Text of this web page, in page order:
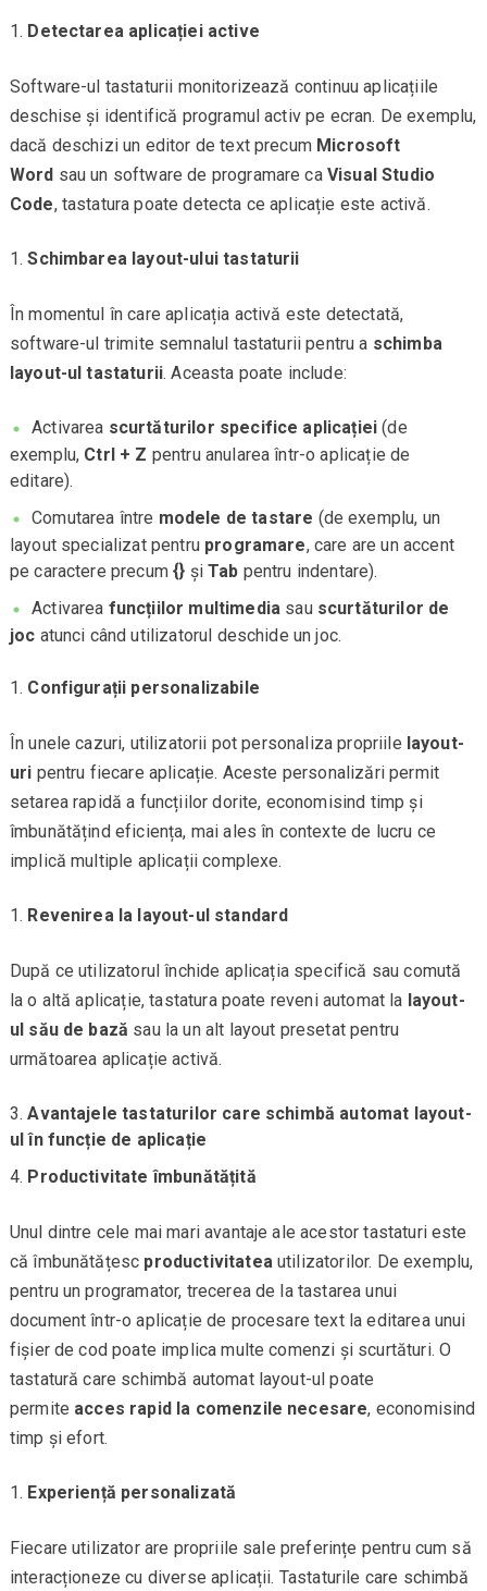
Detectarea aplicației active
Software-ul tastaturii monitorizează continuu aplicațiile
deschise și identifică programul activ pe ecran. De exemplu,
dacă deschizi un editor de text precum Microsoft
Word sau un software de programare ca Visual Studio
Code, tastatura poate detecta ce aplicație este activă.
Schimbarea layout-ului tastaturii
În momentul în care aplicația activă este detectată,
software-ul trimite semnalul tastaturii pentru a schimba
layout-ul tastaturii. Aceasta poate include:
Activarea scurtăturilor specifice aplicației (de
exemplu, Ctrl + Z pentru anularea într-o aplicație de
editare).
Comutarea între modele de tastare (de exemplu, un
layout specializat pentru programare, care are un accent
pe caractere precum{} șiTab pentru indentare).
Activarea funcțiilor multimedia sau scurtăturilor de
joc atunci când utilizatorul deschide un joc.
Configurații personalizabile
În unele cazuri, utilizatorii pot personaliza propriile layout-
uri pentru fiecare aplicație. Aceste personalizări permit
setarea rapidă a funcțiilor dorite, economisind timp și
îmbunătățind eficiența, mai ales în contexte de lucru ce
implică multiple aplicații complexe.
Revenirea la layout-ul standard
După ce utilizatorul închide aplicația specifică sau comută
la o altă aplicație, tastatura poate reveni automat la layout-
ul său de bază sau la un alt layout presetat pentru
următoarea aplicație activă.
Avantajele tastaturilor care schimbă automat layout-
ul în funcție de aplicație
Productivitate îmbunătățită
Unul dintre cele mai mari avantaje ale acestor tastaturi este
că îmbunătățesc productivitateautilizatorilor. De exemplu,
pentru un programator, trecerea de la tastarea unui
document într-o aplicație de procesare text la editarea unui
fișier de cod poate implica multe comenzi și scurtături. O
tastatură care schimbă automat layout-ul poate
permite acces rapid la comenzile necesare, economisind
timp și efort.
Experiență personalizată
Fiecare utilizator are propriile sale preferințe pentru cum să
interacționeze cu diverse aplicații. Tastaturile care schimbă